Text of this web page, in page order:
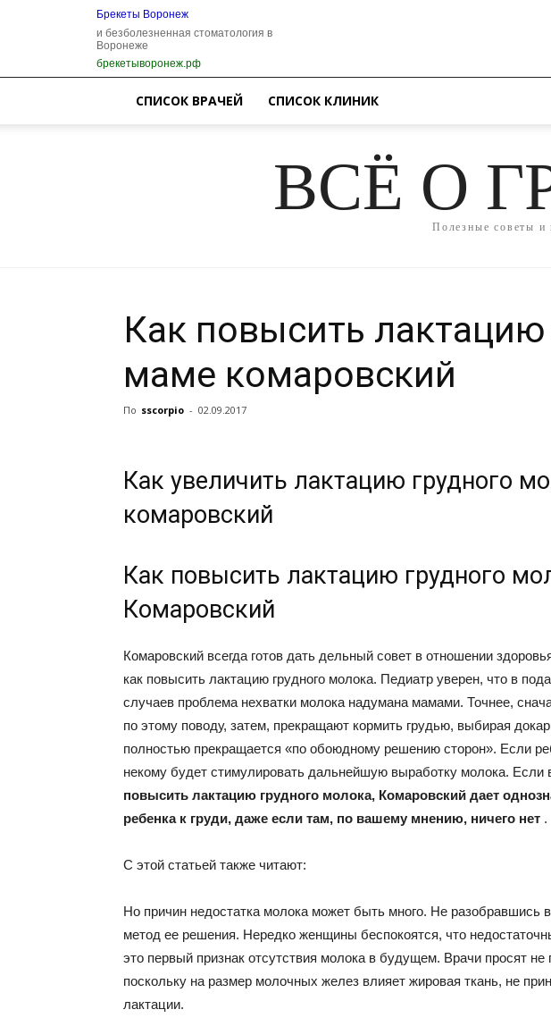
Брекеты Воронеж
и безболезненная стоматология в
Воронеже
брекетыворонеж.рф
СПИСОК ВРАЧЕЙ СПИСОК КЛИНИК
ВСЁ О
Полезные советы
Как повысить
маме комаровский
По sscorpio - 02.09.2017
Как увеличить лактацию грудного
комаровский
Как повысить лактацию грудного
Комаровский
Комаровский всегда готов дать дельный совет в отношении
как повысить лактацию грудного молока. Педиатр уверен, что в
случаев проблема нехватки молока надумана мамами. Точнее,
по этому поводу, затем, прекращают кормить грудью, выбирая
полностью прекращается «по обоюдному решению сторон». Если
некому будет стимулировать дальнейшую выработку молока. Если
повысить лактацию грудного молока, Комаровский дает
ребенка к груди, даже если там, по вашему мнению, ничего нет .
С этой статьей также читают:
Но причин недостатка молока может быть много. Не разобравшись
метод ее решения. Нередко женщины беспокоятся, что
это первый признак отсутствия молока в будущем. Врачи просят не
поскольку на размер молочных желез влияет жировая ткань, не
лактации.